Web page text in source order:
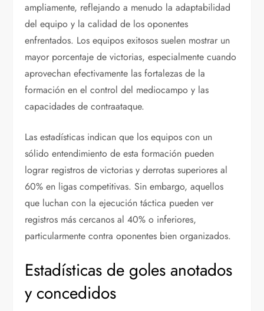
ampliamente, reflejando a menudo la adaptabilidad
del equipo y la calidad de los oponentes
enfrentados. Los equipos exitosos suelen mostrar un
mayor porcentaje de victorias, especialmente cuando
aprovechan efectivamente las fortalezas de la
formación en el control del mediocampo y las
capacidades de contraataque.
Las estadísticas indican que los equipos con un
sólido entendimiento de esta formación pueden
lograr registros de victorias y derrotas superiores al
60% en ligas competitivas. Sin embargo, aquellos
que luchan con la ejecución táctica pueden ver
registros más cercanos al 40% o inferiores,
particularmente contra oponentes bien organizados.
Estadísticas de goles anotados
y concedidos